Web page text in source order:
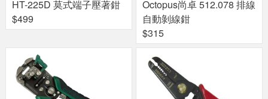
HT-225D 莫式端子壓著鉗
$499
Octopus尚卓 512.078 排線
自動剝線鉗
$315